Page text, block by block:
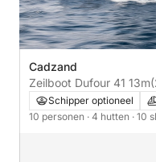
Cadzand
Zeilboot Dufour 41 13m
Schipper optioneel
10 personen · 4 hutten · 10